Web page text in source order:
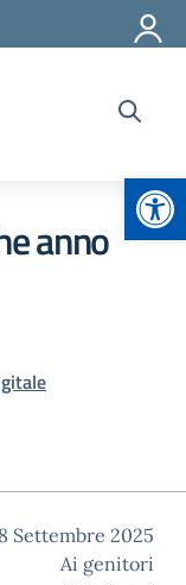
anno
Settembre 2025
Ai genitori